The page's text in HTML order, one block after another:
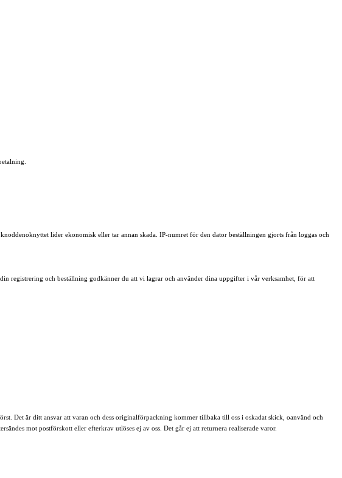
lider ekonomisk eller tar annan skada. IP-numret för den dator beställningen gjorts från loggas och
registrering och beställning godkänner du att vi lagrar och använder dina uppgifter i vår verksamhet, för att
Det är ditt ansvar att varan och dess originalförpackning kommer tillbaka till oss i oskadat skick, oanvänd och
mot postförskott eller efterkrav utlöses ej av oss. Det går ej att returnera realiserade varor.